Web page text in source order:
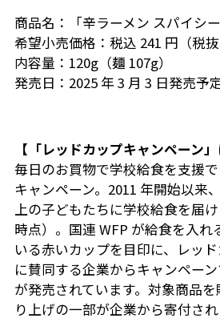
商品名：「辛ラーメン スパイシー
希望小売価格：税込 241 円（税抜
内容量：120g（麺 107g）
発売日：2025 年 3 月 3 日発売予
【「レッドカップキャンペーン」
毎日のお買物で学校給食を支援
キャンペーン。2011 年開始以来
上の子どもたちに学校給食を届
時点）。国連 WFP が給食を入れ
いる赤いカップを目印に、レッ
に賛同する企業からキャンペー
が発売されています。対象商品
り上げの一部が企業から寄付され